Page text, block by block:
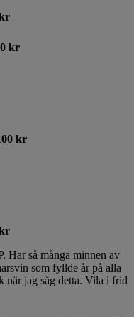
kr
kr
Har så många minnen av
som fyllde år på alla
när jag såg detta. Vila i frid